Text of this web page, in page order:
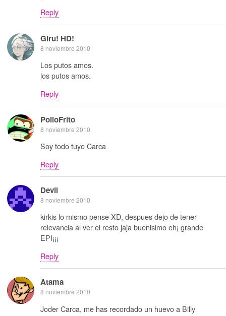
Reply
Giru! HD!
8 noviembre 2010
Los putos amos.
los putos amos.
Reply
PolloFrito
8 noviembre 2010
Soy todo tuyo Carca
Reply
Devil
8 noviembre 2010
kirkis lo mismo pense XD, despues dejo de tener
relevancia al ver el resto jaja buenisimo eh¡ grande
EPI¡¡¡
Reply
Atama
8 noviembre 2010
Joder Carca, me has recordado un huevo a Billy